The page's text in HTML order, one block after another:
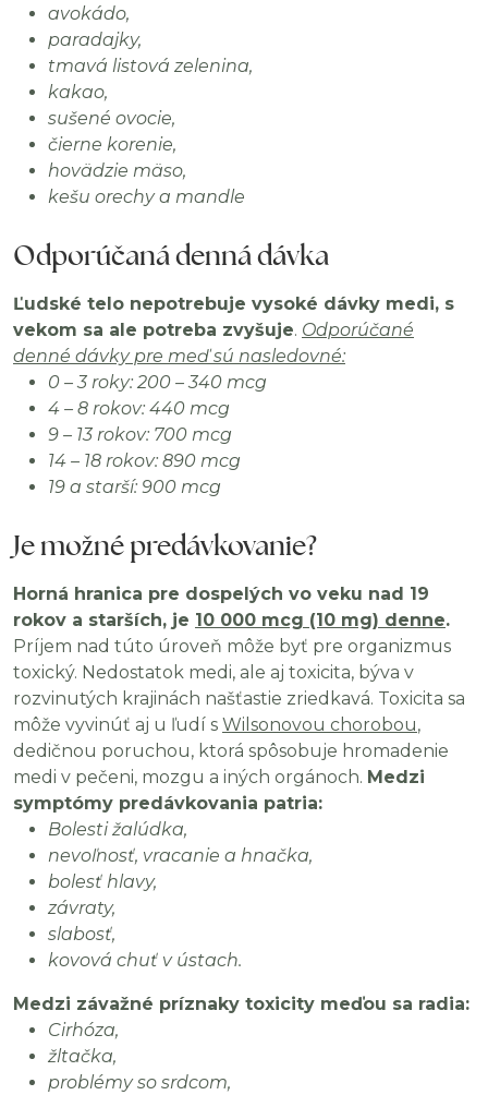
avokádo,
paradajky,
tmavá listová zelenina,
kakao,
sušené ovocie,
čierne korenie,
hovädzie mäso,
kešu orechy a mandle
Odporúčaná denná dávka
Ľudské telo nepotrebuje vysoké dávky medi, s
vekom sa ale potreba zvyšuje. Odporúčané
denné dávky pre meďsú nasledovné:
0 – 3 roky: 200 – 340 mcg
4 – 8 rokov: 440 mcg
9 – 13 rokov: 700 mcg
14 – 18 rokov: 890 mcg
19 a starší: 900 mcg
Je možné predávkovanie?
Horná hranica pre dospelých vo veku nad 19
rokov a starších, je 10 000 mcg (10 mg) denne.
Príjem nad túto úroveň môže byť pre organizmus
toxický. Nedostatok medi, ale aj toxicita, býva v
rozvinutých krajinách našťastie zriedkavá. Toxicita sa
môže vyvinúť aj u ľudí s Wilsonovou chorobou,
dedičnou poruchou, ktorá spôsobuje hromadenie
medi v pečeni, mozgu a iných orgánoch. Medzi
symptómy predávkovania patria:
Bolesti žalúdka,
nevoľnosť, vracanie a hnačka,
bolesť hlavy,
závraty,
slabosť,
kovová chuť v ústach.
Medzi závažné príznaky toxicity meďou sa radia:
Cirhóza,
žltačka,
problémy so srdcom,